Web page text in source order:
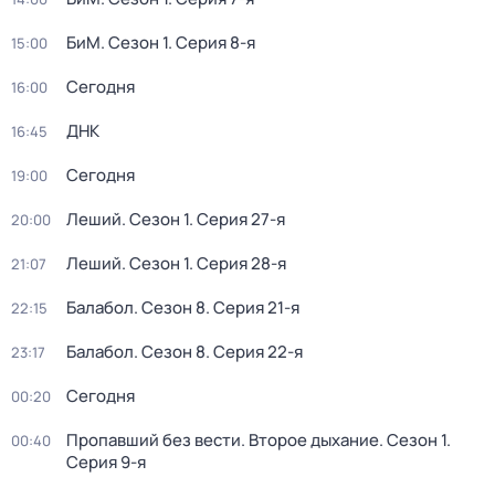
15:00 БиМ. Сезон 1. Серия 8-я
16:00 Сегодня
16:45 ДНК
19:00 Сегодня
20:00 Леший. Сезон 1. Серия 27-я
21:07 Леший. Сезон 1. Серия 28-я
22:15 Балабол. Сезон 8. Серия 21-я
23:17 Балабол. Сезон 8. Серия 22-я
00:20 Сегодня
00:40 Пропавший без вести. Второе дыхание. Сезон 1.
Серия 9-я